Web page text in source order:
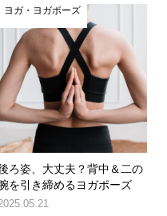
ヨガ・ヨガポーズ
ろ姿、大丈夫？背中＆二の
を引き締めるヨガポーズ